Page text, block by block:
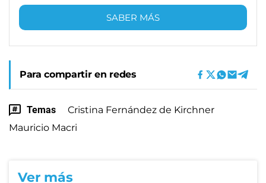
SABER MÁS
Para compartir en redes
Temas
Cristina Fernández de Kirchner
Mauricio Macri
Ver más